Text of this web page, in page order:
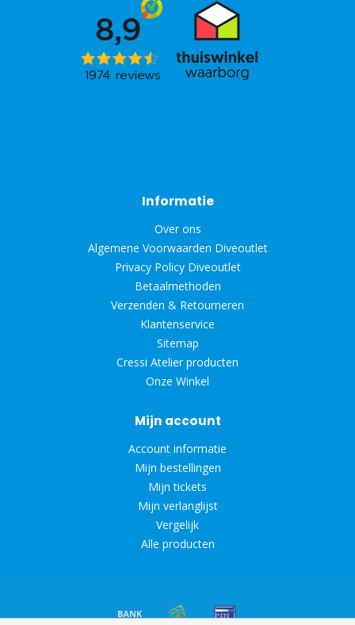
Informatie
Over ons
Algemene Voorwaarden Diveoutlet
Privacy Policy Diveoutlet
Betaalmethoden
Verzenden & Retourneren
Klantenservice
Sitemap
Cressi Atelier producten
Onze Winkel
Mijn account
Account informatie
Mijn bestellingen
Mijn tickets
Mijn verlanglijst
Vergelijk
Alle producten